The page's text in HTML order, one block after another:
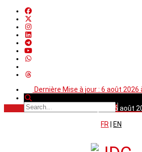
Dernière Mise à jour : 6 août 2026
Dernière Mise à jour : 6 août
FR
EN